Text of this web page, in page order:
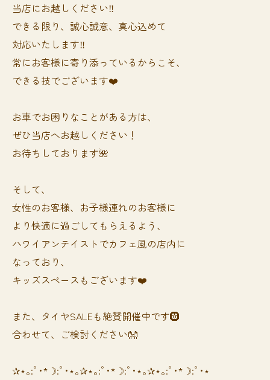
当店にお越しください‼️
できる限り、誠心誠意、真心込めて
対応いたします‼️
常にお客様に寄り添っているからこそ、
できる技でございます❤️
お車でお困りなことがある方は、
ぜひ当店へお越しください！
お待ちしております🌺
そして、
女性のお客様、お子様連れのお客様に
より快適に過ごしてもらえるよう、
ハワイアンテイストでカフェ風の店内に
なっており、
キッズスペースもございます❤️
また、タイヤSALEも絶賛開催中です🛞
合わせて、ご検討ください👐
✰⋆｡:ﾟ･*☽:ﾟ･⋆｡✰⋆｡:ﾟ･*☽:ﾟ･⋆｡✰⋆｡:ﾟ･*☽:ﾟ･⋆